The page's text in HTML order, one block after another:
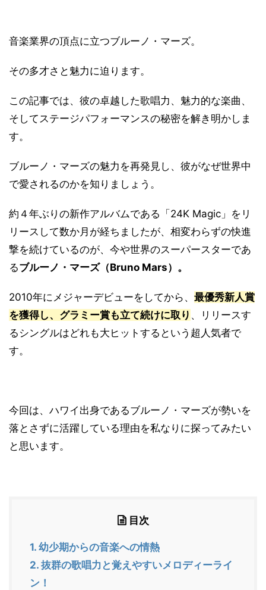
音楽業界の頂点に立つブルーノ・マーズ。
その多才さと魅力に迫ります。
この記事では、彼の卓越した歌唱力、魅力的な楽曲、
そしてステージパフォーマンスの秘密を解き明かしま
す。
ブルーノ・マーズの魅力を再発見し、彼がなぜ世界中
で愛されるのかを知りましょう。
約４年ぶりの新作アルバムである「24K Magic」をリ
リースして数か月が経ちましたが、相変わらずの快進
撃を続けているのが、今や世界のスーパースターであ
るブルーノ・マーズ（Bruno Mars）。
2010年にメジャーデビューをしてから、 最優秀新人賞
を獲得し、グラミー賞も立て続けに取り 、リリースす
るシングルはどれも大ヒットするという超人気者で
す。
今回は、ハワイ出身であるブルーノ・マーズが勢いを
落とさずに活躍している理由を私なりに探ってみたい
と思います。
目次
1. 幼少期からの音楽への情熱
2. 抜群の歌唱力と覚えやすいメロディーライ
ン！